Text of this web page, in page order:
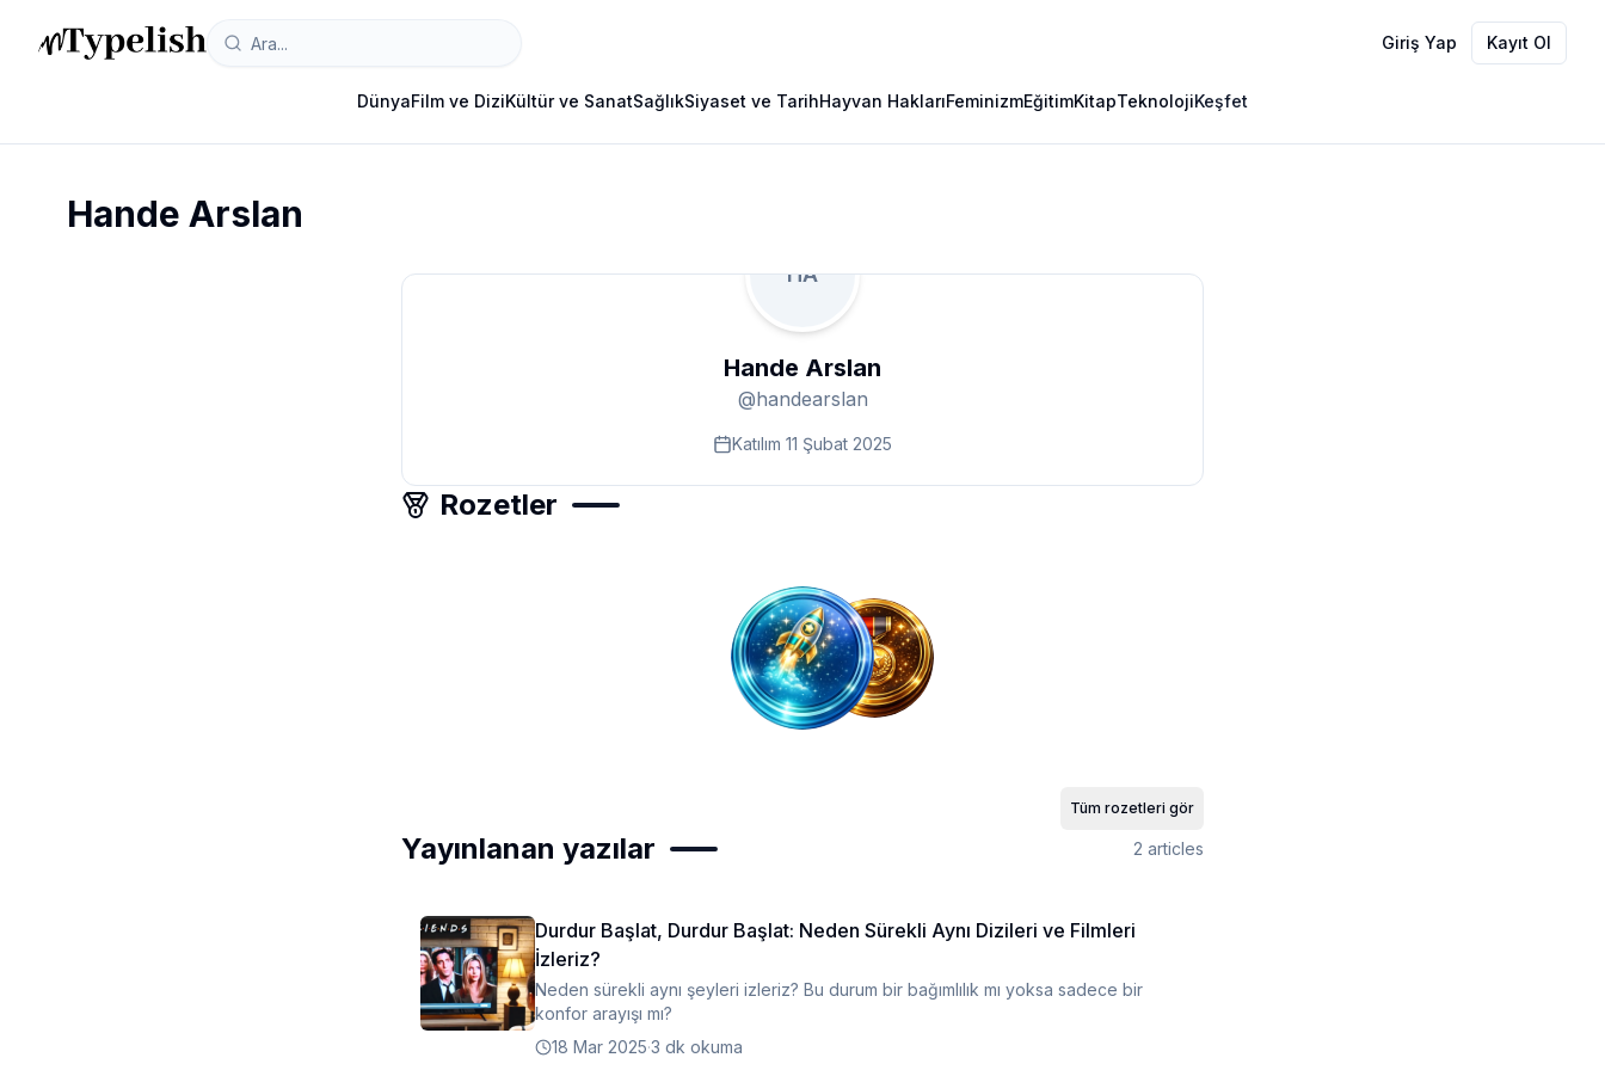
Giriş Yap Kayıt Ol
DünyaFilm ve DiziKültür ve SanatSağlıkSiyaset ve TarihHayvan HaklarıFeminizmEğitimKitapTeknolojiKeşfet
Hande Arslan
HA
Hande Arslan
@handearslan
Katılım 11 Şubat 2025
Rozetler
Tüm rozetleri gör
Yayınlanan yazılar 2 articles
Durdur Başlat, Durdur Başlat: Neden Sürekli Aynı Dizileri ve Filmleri
İzleriz?
Neden sürekli aynı şeyleri izleriz? Bu durum bir bağımlılık mı yoksa sadece bir
konfor arayışı mı?
18 Mar 2025·3 dk okuma